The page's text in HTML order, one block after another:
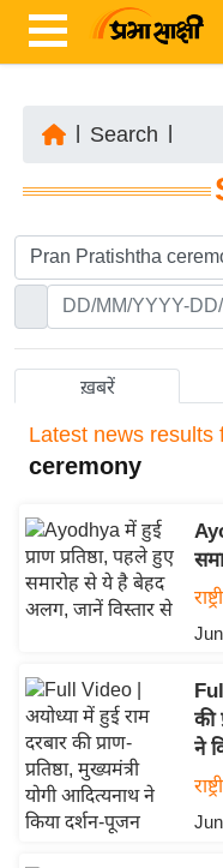
ज़ा
ख
र
ष्ट्री
अं
त
ष्ट्री
य
बि
स
उ
द्यो
ग
ज
Search
ख़बरें
Latest news results
ceremony
की
ने